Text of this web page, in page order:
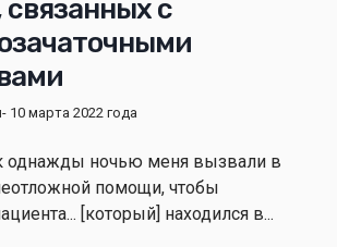
связанных с
- 10 марта 2022 года
однажды ночью меня вызвали в
помощи, чтобы
[который] находился в...